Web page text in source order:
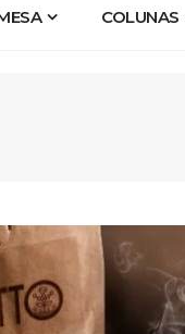
COLUNAS